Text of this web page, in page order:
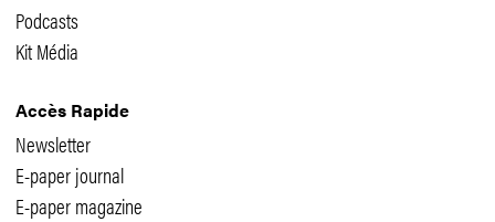
Podcasts
Kit Média
Accès Rapide
Newsletter
E-paper journal
E-paper magazine